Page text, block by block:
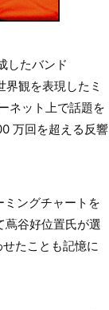
したバンド
界観を表現したミ
ネット上で話題を
万回を超える反響
ングチャートを
蔦谷好位置氏が選
たことも記憶に